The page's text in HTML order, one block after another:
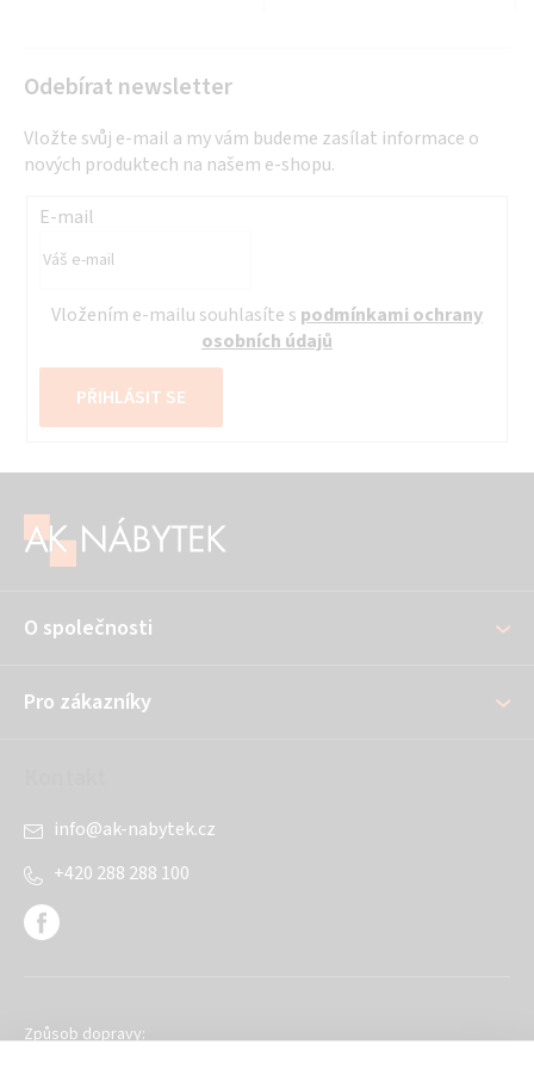
Odebírat newsletter
Vložte svůj e-mail a my vám budeme zasílat informace o
nových produktech na našem e-shopu.
E-mail
Vložením e-mailu souhlasíte s podmínkami ochrany
osobních údajů
PŘIHLÁSIT SE
O společnosti
Pro zákazníky
info@ak-nabytek.cz
+420 288 288 100
Způsob dopravy: